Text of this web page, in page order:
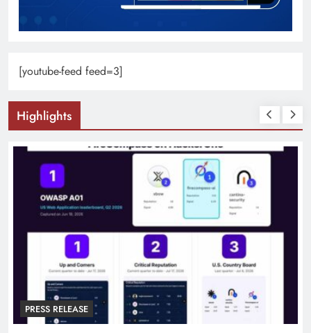
[youtube-feed feed=3]
Highlights
PRESS RELEASE